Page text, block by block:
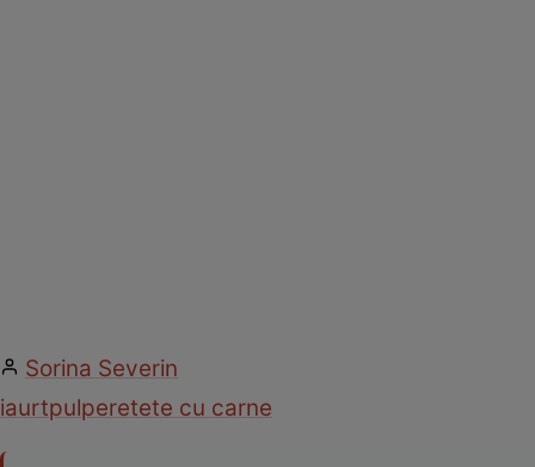
Sorina Severin
iaurtpulperetete cu carne